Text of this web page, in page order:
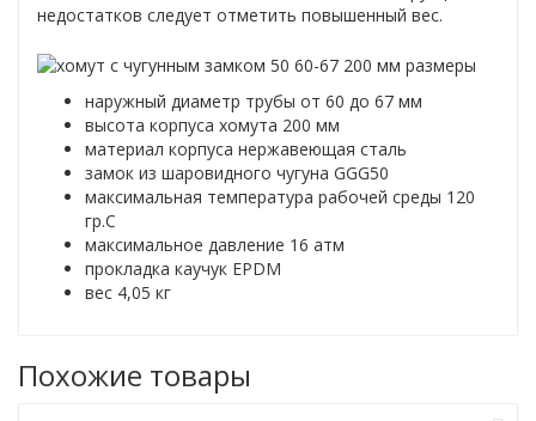
недостатков следует отметить повышенный вес.
наружный диаметр трубы от 60 до 67 мм
высота корпуса хомута 200 мм
материал корпуса нержавеющая сталь
замок из шаровидного чугуна GGG50
максимальная температура рабочей среды 120
гр.С
максимальное давление 16 атм
прокладка каучук EPDM
вес 4,05 кг
Похожие товары